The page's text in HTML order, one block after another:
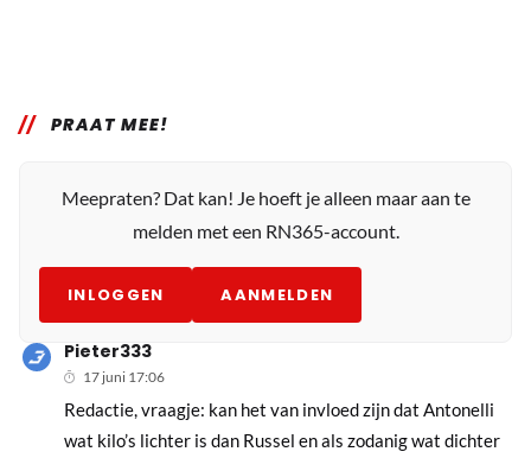
PRAAT MEE!
Meepraten? Dat kan! Je hoeft je alleen maar aan te
melden met een RN365-account.
INLOGGEN AANMELDEN
Pieter333
17 juni 17:06
Redactie, vraagje: kan het van invloed zijn dat Antonelli
wat kilo’s lichter is dan Russel en als zodanig wat dichter